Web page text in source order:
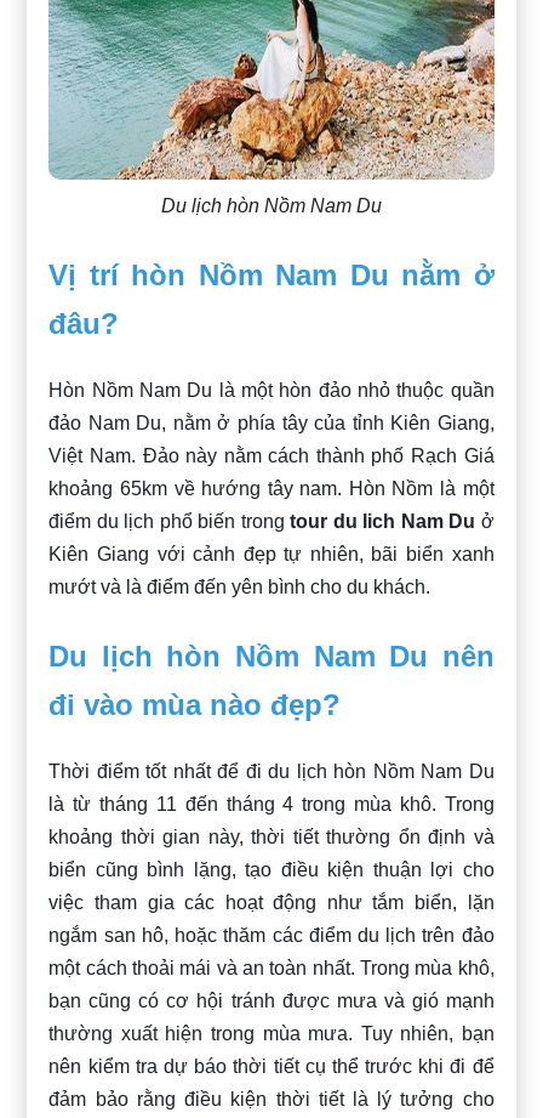
Du lịch hòn Nồm Nam Du
Vị trí hòn Nồm Nam Du nằm ở
đâu?
Hòn Nồm Nam Du là một hòn đảo nhỏ thuộc quần
đảo Nam Du, nằm ở phía tây của tỉnh Kiên Giang,
Việt Nam. Đảo này nằm cách thành phố Rạch Giá
khoảng 65km về hướng tây nam. Hòn Nồm là một
điểm du lịch phổ biến trongtour du lich Nam Du ở
Kiên Giang với cảnh đẹp tự nhiên, bãi biển xanh
mướt và là điểm đến yên bình cho du khách.
Du lịch hòn Nồm Nam Du nên
đi vào mùa nào đẹp?
Thời điểm tốt nhất để đi du lịch hòn Nồm Nam Du
là từ tháng 11 đến tháng 4 trong mùa khô. Trong
khoảng thời gian này, thời tiết thường ổn định và
biển cũng bình lặng, tạo điều kiện thuận lợi cho
việc tham gia các hoạt động như tắm biển, lặn
ngắm san hô, hoặc thăm các điểm du lịch trên đảo
một cách thoải mái và an toàn nhất. Trong mùa khô,
bạn cũng có cơ hội tránh được mưa và gió mạnh
thường xuất hiện trong mùa mưa. Tuy nhiên, bạn
nên kiểm tra dự báo thời tiết cụ thể trước khi đi để
đảm bảo rằng điều kiện thời tiết là lý tưởng cho